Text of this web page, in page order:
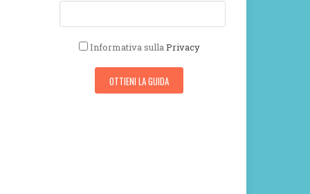
Informativa sullaPrivacy